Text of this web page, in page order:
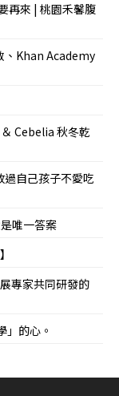
再來 | 桃園禾馨腹
、Khan Academy
Cebelia 秋冬乾
自己孩子不愛吃
唯一答案
專家共同研發的
」的心。